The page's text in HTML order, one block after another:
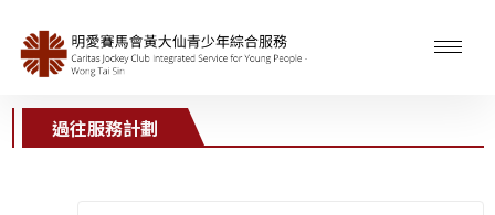
過往服務計劃